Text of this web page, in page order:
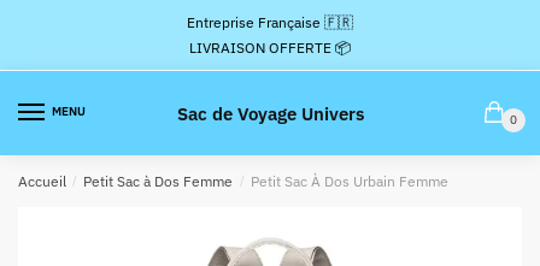
la
navigation
contenu
Entreprise Française 🇫🇷
LIVRAISON OFFERTE 📦
MENU Sac de Voyage Univers 0
Accueil / Petit Sac à Dos Femme / Petit Sac À Dos Urbain Femme